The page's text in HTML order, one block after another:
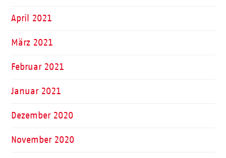
April 2021
März 2021
Februar 2021
Januar 2021
Dezember 2020
November 2020